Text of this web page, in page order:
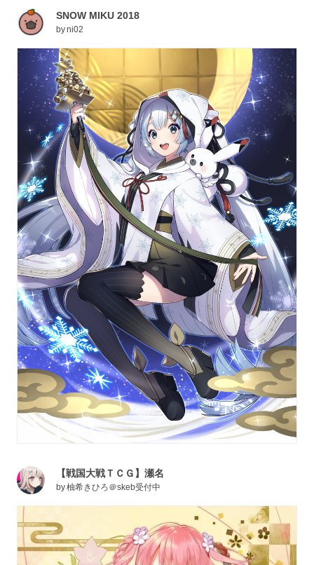
SNOW MIKU 2018
byni02
【戦国大戦ＴＣＧ】瀬名
by柚希きひろ＠skeb受付中